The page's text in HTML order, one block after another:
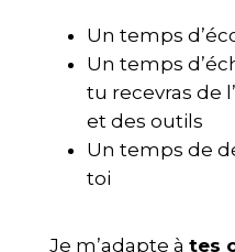
Un temps
Un temps
tu recevras de
et des outils
Un temps de
toi
Je m’adapte à tes